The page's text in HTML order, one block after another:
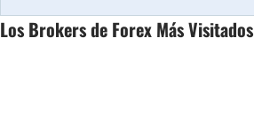
Los Brokers de Forex Más Visitados